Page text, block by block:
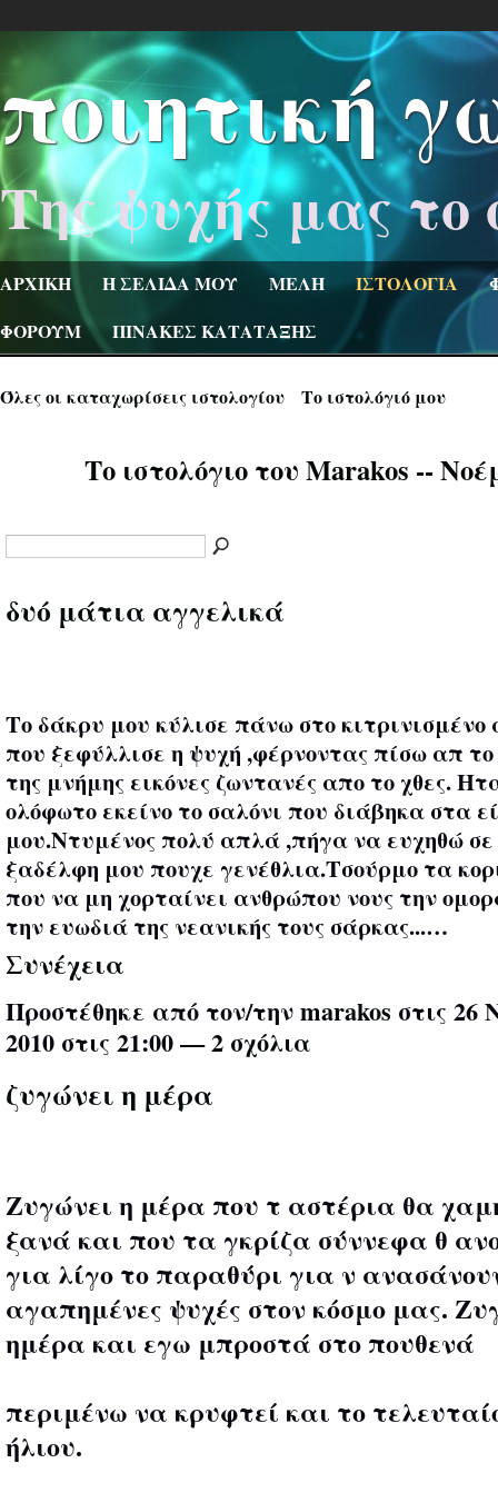
ποιητική
Της ψυχής μας το
ΑΡΧΙΚΗ Η ΣΕΛΙΔΑ ΜΟΥ ΜΕΛΗ ΙΣΤΟΛΟΓΙΑ
ΦΟΡΟΥΜ
ΠΙΝΑΚΕΣ ΚΑΤΑΤΑΞΗΣ
Όλες οι καταχωρίσεις ιστολογίου Το ιστολόγιό μου
Το ιστολόγιο του Marakos --
δυό μάτια αγγελικά
Το δάκρυ μου κύλισε πάνω στο
που ξεφύλλισε η ψυχή ,φέρνοντας πίσω απ
της μνήμης εικόνες ζωντανές απο το χθες.
ολόφωτο εκείνο το σαλόνι που διάβηκα στα
μου.Ντυμένος πολύ απλά ,πήγα να ευχηθώ
ξαδέλφη μου πουχε γενέθλια.Τσούρμο τα
που να μη χορταίνει ανθρώπου νους την
την ευωδιά της νεανικής τους σάρκας...…
Συνέχεια
Προστέθηκε από τον/τηνmarakos στις 26
2010 στις 21:00 —2 σχόλια
ζυγώνει η μέρα
Zυγώνει η μέρα που τ αστέρια θα
ξανά και που τα γκρίζα σύννεφα θ
για λίγο το παραθύρι για ν
αγαπημένες ψυχές στον κόσμο μας.
ημέρα και εγω μπροστά στο πουθενά
περιμένω να κρυφτεί και το
ήλιου.